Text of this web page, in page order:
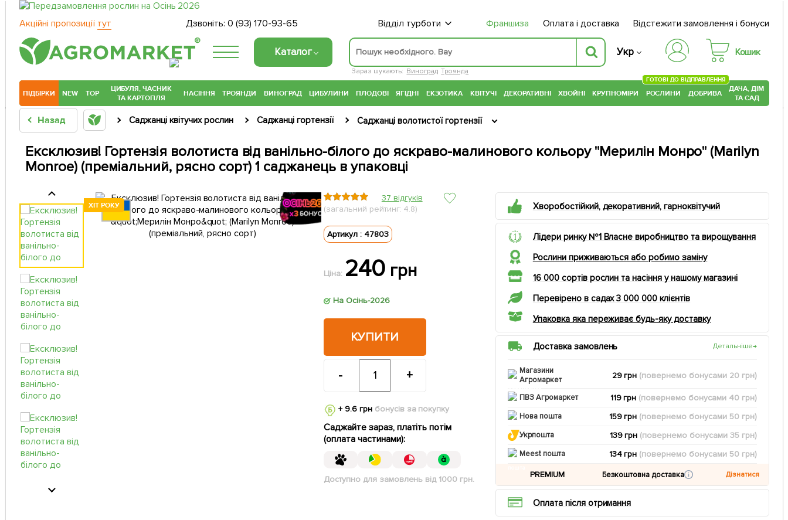
Акційні пропозиції тут Дзвоніть: 0 (93) 170-93-65 Відділ турботи Франшиза Оплата і доставка Відстежити замовлення і бонуси
®
Каталог
Зараз шукають: Виноград Троянда
Укр Кошик
ПІДБІРКИ NEW TOP
ЦИБУЛЯ, ЧАСНИК
ТА КАРТОПЛЯ
НАСІННЯ ТРОЯНДИ ВИНОГРАД ЦИБУЛИНИ ПЛОДОВІ ЯГІДНІ ЕКЗОТИКА КВІТУЧІ ДЕКОРАТИВНІ ХВОЙНІ КРУПНОМІРИ РОСЛИНИ
ГОТОВІ ДО ВІДПРАВЛЕННЯ
ДОБРИВА
ДАЧА, ДІМ
ТА САД
Назад Саджанці квітучих рослин Саджанці гортензії Саджанці волотистої гортензії
Ексклюзив! Гортензія волотиста від ванільно-білого до яскраво-малинового кольору "Мерилін Монро" (Marilyn
Monroe) (преміальний, рясно сорт) 1 саджанець в упаковці
ХІТ РОКУ
ХІТ РОКУ
ХІТ РОКУ
ХІТ РОКУ
ХІТ РОКУ
ХІТ РОКУ
37 відгуків
(загальний рейтинг: 4.8)
Артикул : 47803
Ціна: 240 грн
На Осінь-2026
КУПИТИ
- +
+ 9.6 грнбонусів за покупку
Саджайте зараз, платіть потім
(оплата частинами):
Доступно для замовлень від 1000 грн.
Хворобостійкий, декоративний, гарноквітучий
Лідери ринку №1 Власне виробництво та вирощування
Рослини приживаються або робимо заміну
16 000 сортів рослин та насіння у нашому магазині
Перевірено в садах 3 000 000 клієнтів
Упаковка яка переживає будь-яку доставку
Доставка замовлень Детальніше→
Магазини
Агромаркет
29 грн (повернемо бонусами 20 грн)
ПВЗ Агромаркет 119 грн (повернемо бонусами 40 грн)
Нова пошта 159 грн (повернемо бонусами 50 грн)
Укрпошта 139 грн (повернемо бонусами35 грн)
Meest пошта 134 грн (повернемо бонусами 50 грн)
PREMIUM Безкоштовна доставка Дізнатися
Оплата після отримання